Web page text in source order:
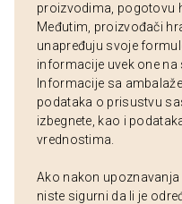
proizvodima, pogotovu
Međutim, proizvođači
unapređuju svoje
informacije uvek one na
Informacije sa
podataka o prisustvu
izbegnete, kao i
vrednostima.
Ako nakon
niste sigurni da li je